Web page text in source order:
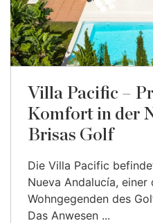
Villa Pacific –
Komfort in der
Brisas Golf
Die Villa Pacific
Nueva Andalucía,
Wohngegenden des
Das Anwesen ...